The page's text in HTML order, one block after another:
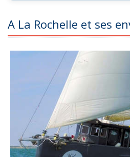
A La Rochelle et ses